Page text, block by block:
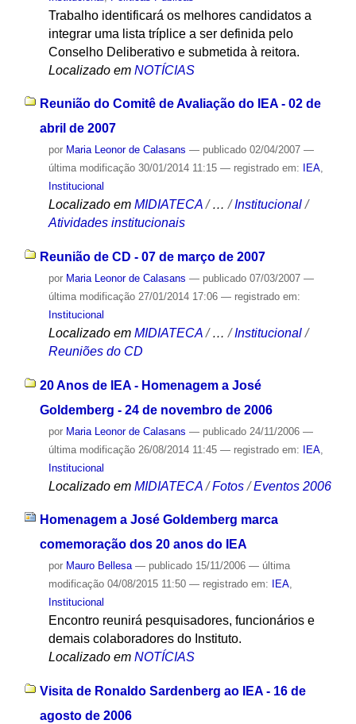
Trabalho identificará os melhores candidatos a
integrar uma lista tríplice a ser definida pelo
Conselho Deliberativo e submetida à reitora.
Localizado em NOTÍCIAS
Reunião do Comitê de Avaliação do IEA - 02 de
abril de 2007
por Maria Leonor de Calasans — publicado02/04/2007 —
última modificação30/01/2014 11:15 — registrado em: IEA,
Institucional
Localizado em MIDIATECA /…/Institucional /
Atividades institucionais
Reunião de CD - 07 de março de 2007
por Maria Leonor de Calasans — publicado07/03/2007 —
última modificação27/01/2014 17:06 — registrado em:
Institucional
Localizado em MIDIATECA /…/Institucional /
Reuniões do CD
20 Anos de IEA - Homenagem a José
Goldemberg - 24 de novembro de 2006
por Maria Leonor de Calasans — publicado24/11/2006 —
última modificação26/08/2014 11:45 — registrado em: IEA,
Institucional
Localizado em MIDIATECA /Fotos /Eventos 2006
Homenagem a José Goldemberg marca
comemoração dos 20 anos do IEA
por Mauro Bellesa — publicado15/11/2006 — última
modificação04/08/2015 11:50 — registrado em: IEA,
Institucional
Encontro reunirá pesquisadores, funcionários e
demais colaboradores do Instituto.
Localizado em NOTÍCIAS
Visita de Ronaldo Sardenberg ao IEA - 16 de
agosto de 2006